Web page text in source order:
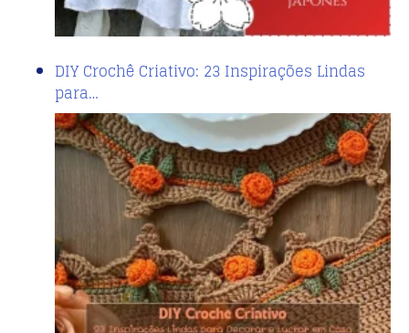
DIY Crochê Criativo: 23 Inspirações Lindas
para…